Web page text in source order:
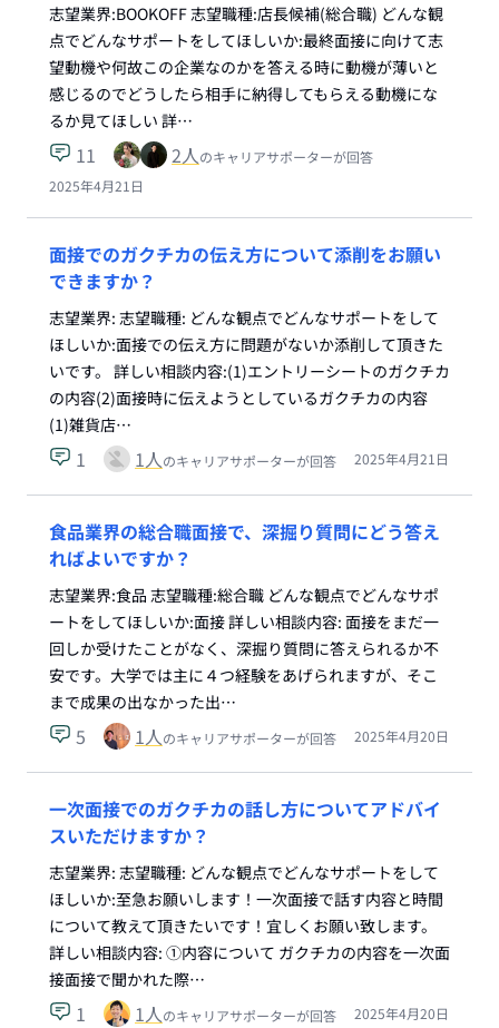
志望業界:BOOKOFF 志望職種:店長候補(総合職) どんな観
点でどんなサポートをしてほしいか:最終面接に向けて志
望動機や何故この企業なのかを答える時に動機が薄いと
感じるのでどうしたら相手に納得してもらえる動機にな
るか見てほしい 詳…
11 2人のキャリアサポーターが回答
2025年4月21日
面接でのガクチカの伝え方について添削をお願い
できますか？
志望業界: 志望職種: どんな観点でどんなサポートをして
ほしいか:面接での伝え方に問題がないか添削して頂きた
いです。 詳しい相談内容:(1)エントリーシートのガクチカ
の内容(2)面接時に伝えようとしているガクチカの内容
(1)雑貨店…
1 1人のキャリアサポーターが回答 2025年4月21日
食品業界の総合職面接で、深掘り質問にどう答え
ればよいですか？
志望業界:食品 志望職種:総合職 どんな観点でどんなサポ
ートをしてほしいか:面接 詳しい相談内容: 面接をまだ一
回しか受けたことがなく、深掘り質問に答えられるか不
安です。大学では主に４つ経験をあげられますが、そこ
まで成果の出なかった出…
5 1人のキャリアサポーターが回答 2025年4月20日
一次面接でのガクチカの話し方についてアドバイ
スいただけますか？
志望業界: 志望職種: どんな観点でどんなサポートをして
ほしいか:至急お願いします！一次面接で話す内容と時間
について教えて頂きたいです！宜しくお願い致します。
詳しい相談内容: ①内容について ガクチカの内容を一次面
接面接で聞かれた際…
1 1人のキャリアサポーターが回答 2025年4月20日